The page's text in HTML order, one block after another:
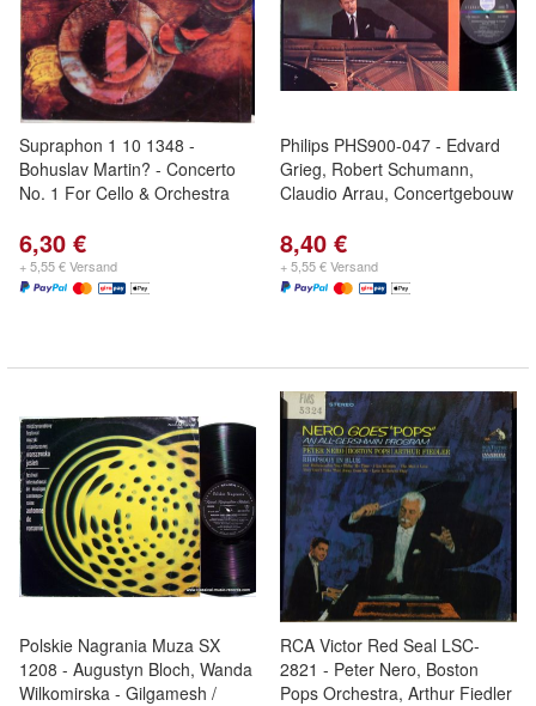
Supraphon 1 10 1348 -
Bohuslav Martin? - Concerto
No. 1 For Cello & Orchestra
6,30 €
+ 5,55 € Versand
Philips PHS900-047 - Edvard
Grieg, Robert Schumann,
Claudio Arrau, Concertgebouw
8,40 €
+ 5,55 € Versand
Polskie Nagrania Muza SX
1208 - Augustyn Bloch, Wanda
Wilkomirska - Gilgamesh /
RCA Victor Red Seal LSC-
2821 - Peter Nero, Boston
Pops Orchestra, Arthur Fiedler